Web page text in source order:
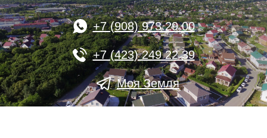
+7 (908) 973 29 00
+7 (423) 249 22 39
Моя Земля